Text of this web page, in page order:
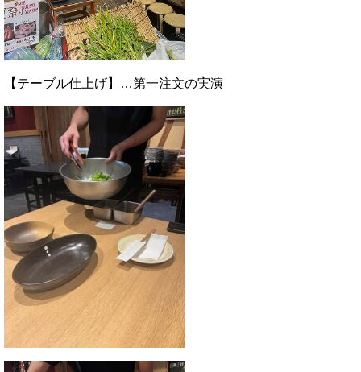
【テーブル仕上げ】…第一注文の実演